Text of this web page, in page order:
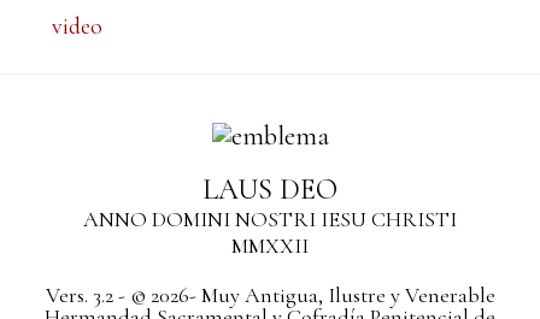
video
LAUS DEO
ANNO DOMINI NOSTRI IESU CHRISTI
MMXXII
Vers. 3.2 - © 2026- Muy Antigua, Ilustre y Venerable